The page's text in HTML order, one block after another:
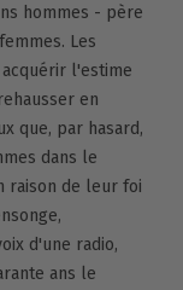
hommes - père
Les
l'estime
en
que, par hasard,
dans le
raison de leur foi
d'une radio,
ans le